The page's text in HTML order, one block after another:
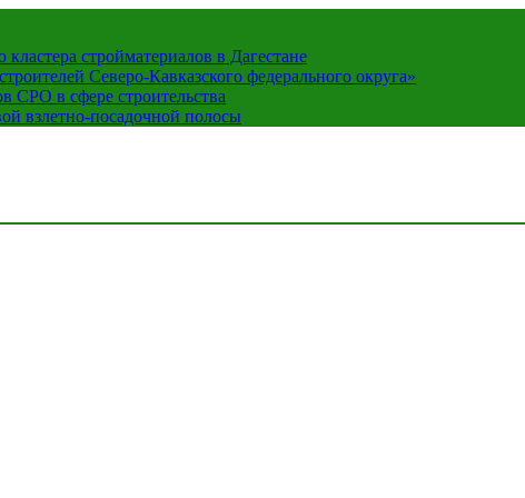
стройматериалов в Дагестане
Северо-Кавказского федерального округа»
СРО в сфере строительства
взлетно-посадочной полосы